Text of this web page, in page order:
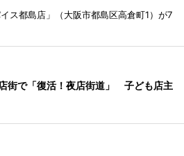
ス都島店」（大阪市都島区高倉町1）が7
街で「復活！夜店街道」 子ども店主